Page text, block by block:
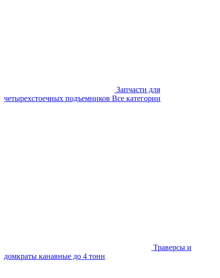
Запчасти для
четырехстоечных подъемников Все категории
Траверсы и
домкраты канавные до 4 тонн